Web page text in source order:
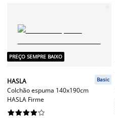
PREÇO SEMPRE BAIXO
HASLA
Colchão espuma 140x190cm
HASLA Firme
Basic





